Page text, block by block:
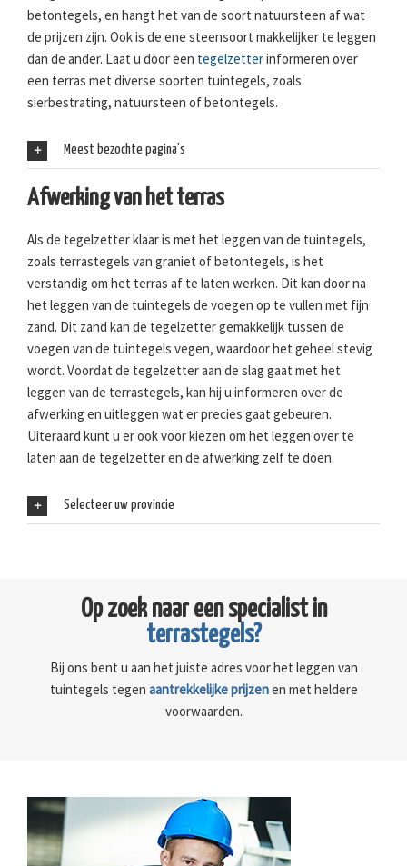
betontegels, en hangt het van de soort natuursteen af wat
de prijzen zijn. Ook is de ene steensoort makkelijker te leggen
dan de ander. Laat u door een tegelzetterinformeren over
een terras met diverse soorten tuintegels, zoals
sierbestrating, natuursteen of betontegels.
Meest bezochte pagina's
Afwerking van het terras
Als de tegelzetter klaar is met het leggen van de tuintegels,
zoals terrastegels van graniet of betontegels, is het
verstandig om het terras af te laten werken. Dit kan door na
het leggen van de tuintegels de voegen op te vullen met fijn
zand. Dit zand kan de tegelzetter gemakkelijk tussen de
voegen van de tuintegels vegen, waardoor het geheel stevig
wordt. Voordat de tegelzetter aan de slag gaat met het
leggen van de terrastegels, kan hij u informeren over de
afwerking en uitleggen wat er precies gaat gebeuren.
Uiteraard kunt u er ook voor kiezen om het leggen over te
laten aan de tegelzetter en de afwerking zelf te doen.
Selecteer uw provincie
Op zoek naar een specialist in
terrastegels?
Bij ons bent u aan het juiste adres voor het leggen van
tuintegels tegen aantrekkelijke prijzenen met heldere
voorwaarden.